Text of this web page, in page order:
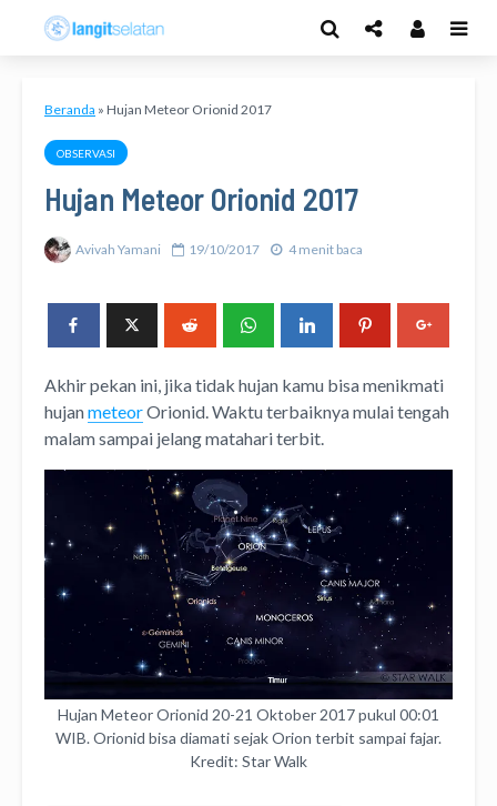
Beranda » Hujan Meteor Orionid 2017
OBSERVASI
Hujan Meteor Orionid 2017
Avivah Yamani 19/10/2017 4 menit baca
Akhir pekan ini, jika tidak hujan kamu bisa menikmati
hujanmeteorOrionid. Waktu terbaiknya mulai tengah
malam sampai jelang matahari terbit.
Hujan Meteor Orionid 20-21 Oktober 2017 pukul 00:01
WIB. Orionid bisa diamati sejak Orion terbit sampai fajar.
Kredit: Star Walk